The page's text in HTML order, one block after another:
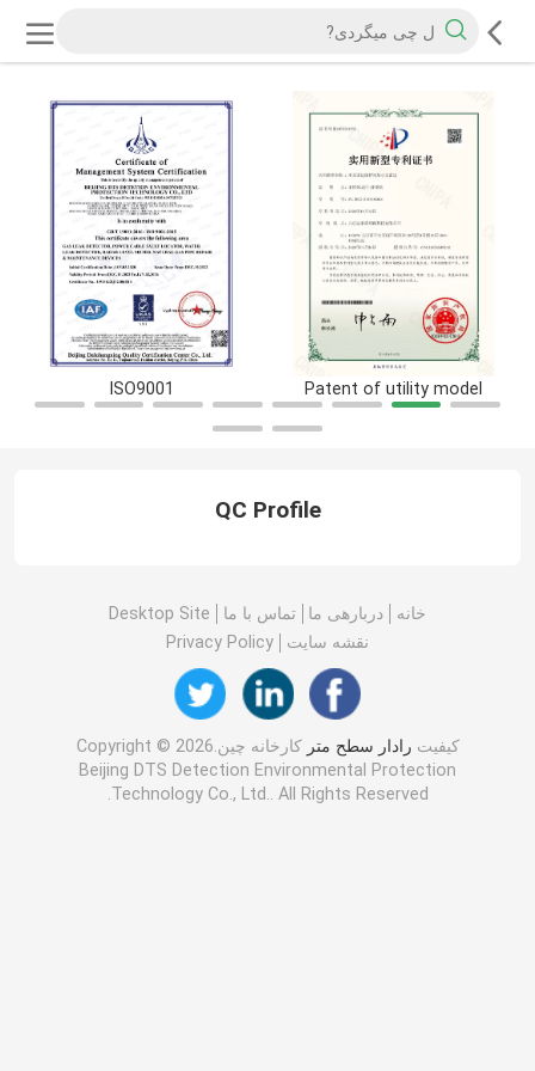
Patent of utility model
ISO9001
QC Profile
خانه دربارهی ما تماس با ما
Desktop Site
نقشه سایت
Privacy Policy
کیفیت رادار سطح متر
کارخانه چین.Copyright © 2026
Beijing DTS Detection Environmental Protection
Technology Co., Ltd.. All Rights Reserved.